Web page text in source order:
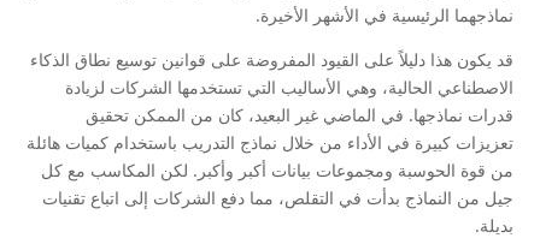
نماذجهما الرئيسية في الأشهر الأخيرة.
قد يكون هذا دليلاً على القيود المفروضة على قوانين توسيع نطاق الذكاء
الاصطناعي الحالية، وهي الأساليب التي تستخدمها الشركات لزيادة
قدرات نماذجها. في الماضي غير البعيد، كان من الممكن تحقيق
تعزيزات كبيرة في الأداء من خلال نماذج التدريب باستخدام كميات هائلة
من قوة الحوسبة ومجموعات بيانات أكبر وأكبر. لكن المكاسب مع كل
جيل من النماذج بدأت في التقلص، مما دفع الشركات إلى اتباع تقنيات
بديلة.